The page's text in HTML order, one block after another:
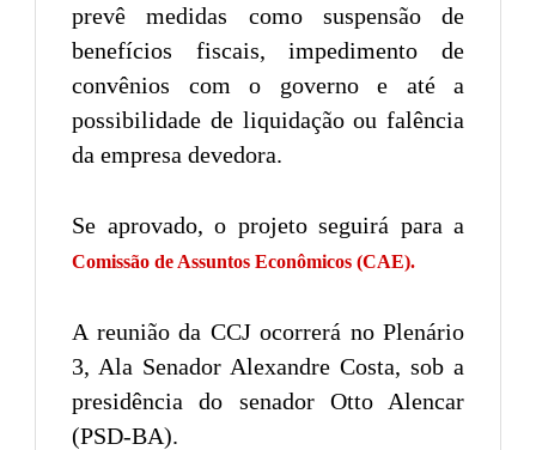
prevê medidas como suspensão de
benefícios fiscais, impedimento de
convênios com o governo e até a
possibilidade de liquidação ou falência
da empresa devedora.
Se aprovado, o projeto seguirá para a
Comissão de Assuntos Econômicos (CAE).
A reunião da CCJ ocorrerá no Plenário
3, Ala Senador Alexandre Costa, sob a
presidência do senador Otto Alencar
(PSD-BA).